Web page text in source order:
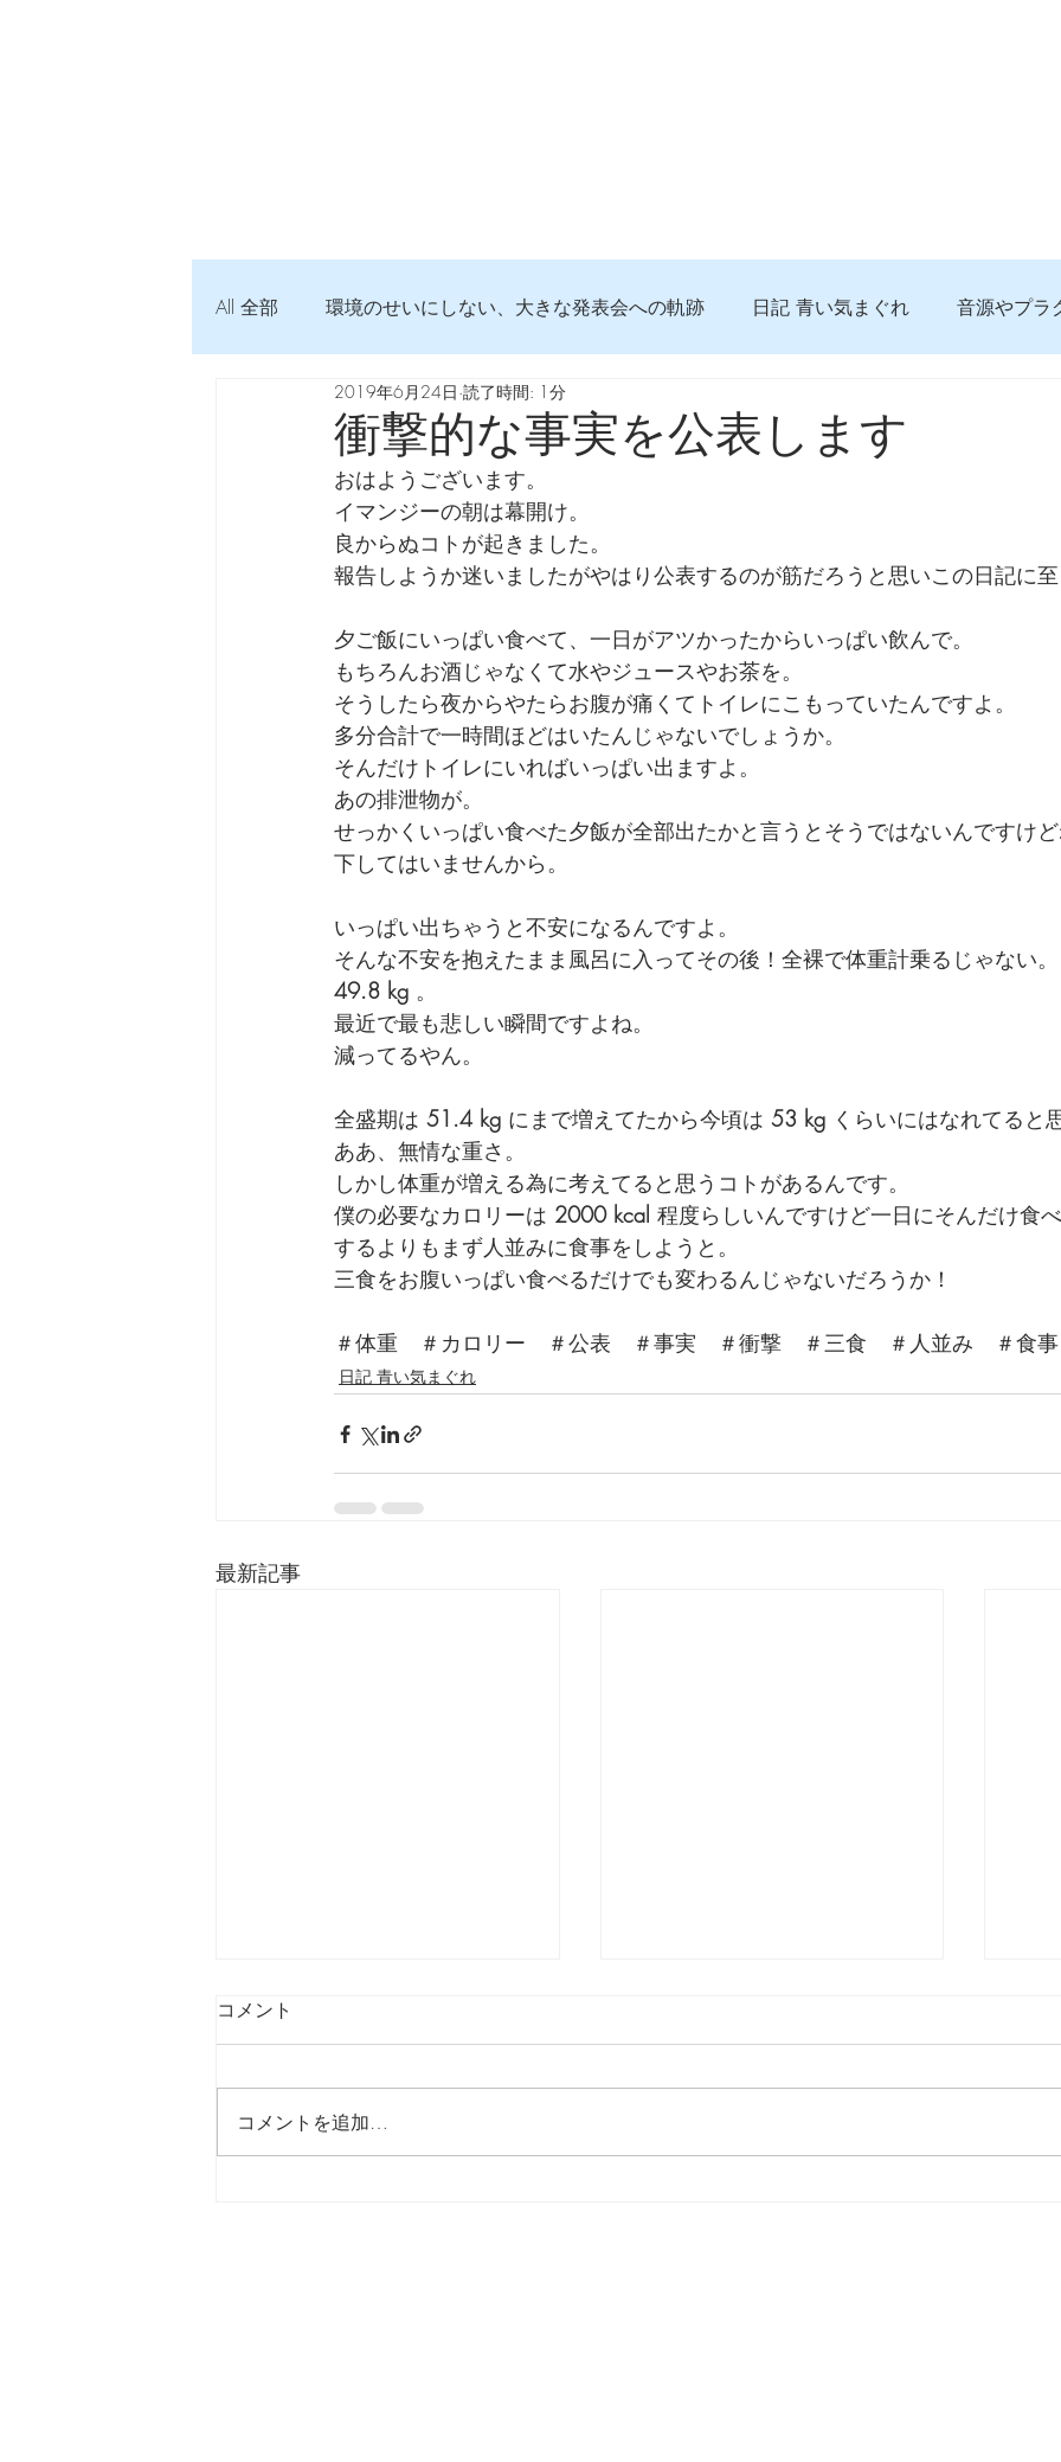
All 全部 環境のせいにしない、大きな発表会への軌跡 日記 青い気まぐれ 音源やプラ
弦交換の記録 DTM 始める 知っておきたいコト
Imanjy Studio 使われているモノ
劇団 Avan 劇伴が出来るまでを追ったドキュメンタリー、二つの舞台裏
衝撃的な事実を公表します
2019年6月24日 読了時間: 1分
おはようございます。
イマンジーの朝は幕開け。
良からぬコトが起きました。
報告しようか迷いましたがやはり公表するのが筋だろうと思いこの日記に至
夕ご飯にいっぱい食べて、一日がアツかったからいっぱい飲んで。
もちろんお酒じゃなくて水やジュースやお茶を。
そうしたら夜からやたらお腹が痛くてトイレにこもっていたんですよ。
多分合計で一時間ほどはいたんじゃないでしょうか。
そんだけトイレにいればいっぱい出ますよ。
あの排泄物が。
せっかくいっぱい食べた夕飯が全部出たかと言うとそうではないんですけど
下してはいませんから。
いっぱい出ちゃうと不安になるんですよ。
そんな不安を抱えたまま風呂に入ってその後！全裸で体重計乗るじゃない。
49.8 kg 。
最近で最も悲しい瞬間ですよね。
減ってるやん。
全盛期は 51.4 kg にまで増えてたから今頃は 53 kg くらいにはなれてると
ああ、無情な重さ。
しかし体重が増える為に考えてると思うコトがあるんです。
僕の必要なカロリーは 2000 kcal 程度らしいんですけど一日にそんだけ食
するよりもまず人並みに食事をしようと。
三食をお腹いっぱい食べるだけでも変わるんじゃないだろうか！
＃体重　＃カロリー　＃公表　＃事実　＃衝撃　＃三食　＃人並み　＃食
日記 青い気まぐれ
最新記事
最後の日記です
コメント
コメントを追加…